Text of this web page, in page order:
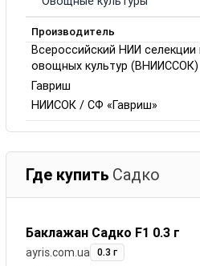
Производитель
Всероссийский НИИ
овощных культур (ВНИИССОК)
Гавриш
НИИСОК / СФ «Гавриш»
Где купить Садко
Баклажан Садко F1 0.3 г
ayris.com.ua 0.3 г